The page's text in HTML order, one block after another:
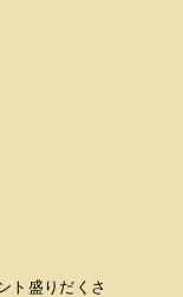
ト盛りだくさ